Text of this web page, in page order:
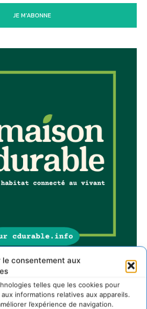
le consentement aux
telles que les cookies pour
informations relatives aux appareils.
l’expérience de navigation.
JE M'ABONNE
Cdurable